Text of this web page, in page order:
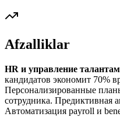
Afzalliklar
HR и управление
кандидатов экономит 70%
Персонализированные
сотрудника. Предиктивная
Автоматизация payroll и